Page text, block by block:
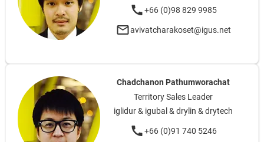
+66 (0)98 829 9985
avivatcharakoset@igus.net
Chadchanon Pathumworachat
Territory Sales Leader
iglidur & igubal & drylin & drytech
+66 (0)91 740 5246